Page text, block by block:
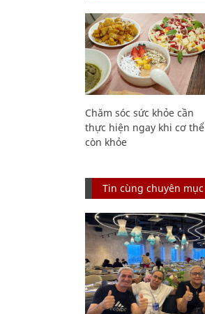
Chăm sóc sức khỏe cần
thực hiện ngay khi cơ thể
còn khỏe
Tin cùng chuyên mục